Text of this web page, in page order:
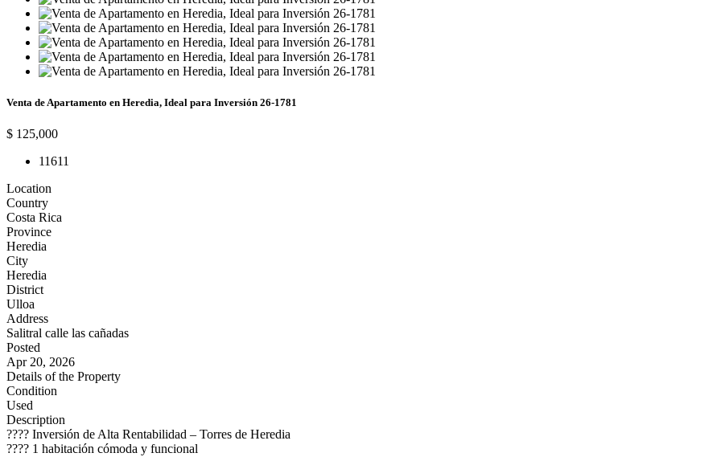
Venta de Apartamento en Heredia, Ideal para Inversión 26-1781
$ 125,000
11611
Location
Country
Costa Rica
Province
Heredia
City
Heredia
District
Ulloa
Address
Salitral calle las cañadas
Posted
Apr 20, 2026
Details of the Property
Condition
Used
Description
???? Inversión de Alta Rentabilidad – Torres de Heredia
????️ 1 habitación cómoda y funcional